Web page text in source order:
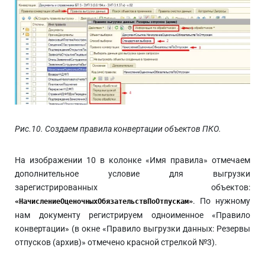
Рис.10. Создаем правила конвертации объектов ПКО.
На изображении 10 в колонке «Имя правила» отмечаем
дополнительное условие для выгрузки
зарегистрированных объектов:
«НачислениеОценочныхОбязательствПоОтпускам». По нужному
нам документу регистрируем одноименное «Правило
конвертации» (в окне «Правило выгрузки данных: Резервы
отпусков (архив)» отмечено красной стрелкой №3).